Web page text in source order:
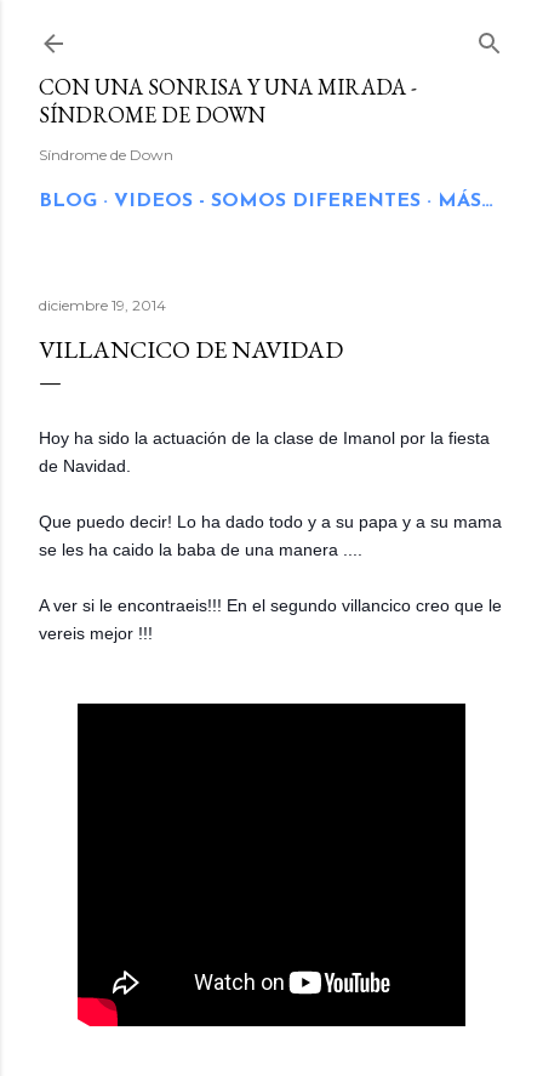
CON UNA SONRISA Y UNA MIRADA -
SÍNDROME DE DOWN
Síndrome de Down
BLOG VIDEOS - SOMOS DIFERENTES MÁS…
diciembre 19, 2014
VILLANCICO DE NAVIDAD
Hoy ha sido la actuación de la clase de Imanol por la fiesta
de Navidad.
Que puedo decir! Lo ha dado todo y a su papa y a su mama
se les ha caido la baba de una manera ....
A ver si le encontraeis!!! En el segundo villancico creo que le
vereis mejor !!!